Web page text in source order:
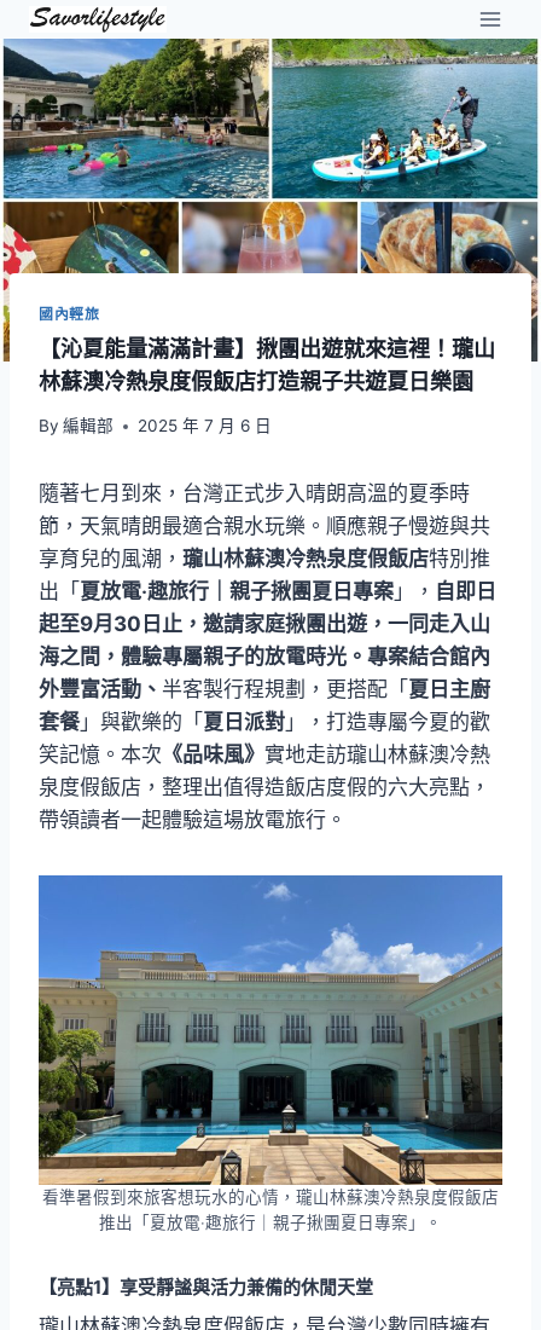
Skip
to
content
國內輕旅
【沁夏能量滿滿計畫】揪團出遊就來這裡！瓏山
林蘇澳冷熱泉度假飯店打造親子共遊夏日樂園
By 編輯部 2025 年 7 月 6 日
隨著七月到來，台灣正式步入晴朗高溫的夏季時
節，天氣晴朗最適合親水玩樂。順應親子慢遊與共
享育兒的風潮， 瓏山林蘇澳冷熱泉度假飯店特別推
出「 夏放電‧趣旅行｜親子揪團夏日專案 」， 自即日
起至9月30日止，邀請家庭揪團出遊，一同走入山
海之間，體驗專屬親子的放電時光。專案結合館內
外豐富活動、 半客製行程規劃，更搭配「 夏日主廚
套餐」與歡樂的「 夏日派對 」，打造專屬今夏的歡
笑記憶。本次 《品味風》 實地走訪瓏山林蘇澳冷熱
泉度假飯店，整理出值得造飯店度假的六大亮點，
帶領讀者一起體驗這場放電旅行。
看準暑假到來旅客想玩水的心情，瓏山林蘇澳冷熱泉度假飯店
推出「夏放電‧趣旅行｜親子揪團夏日專案」。
【亮點1】 享受靜謐與活力兼備的休閒天堂